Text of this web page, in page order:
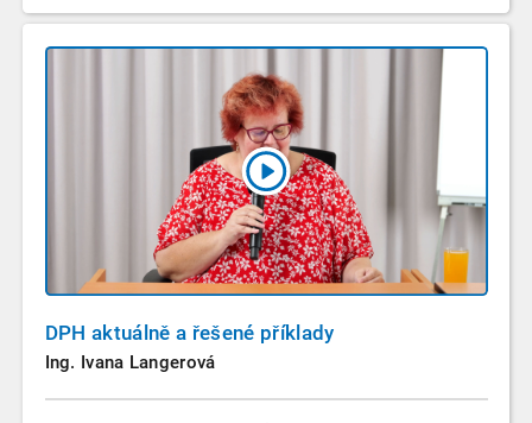
DPH aktuálně a řešené příklady
Ing. Ivana Langerová